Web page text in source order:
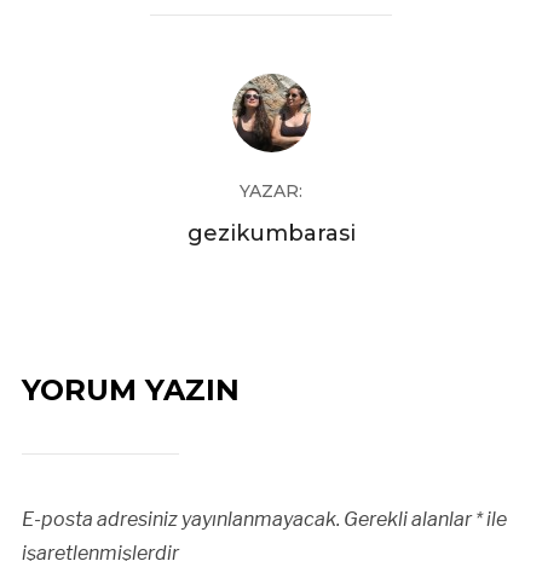
YAZAR:
gezikumbarasi
YORUM YAZIN
E-posta adresiniz yayınlanmayacak. Gerekli alanlar*ile
işaretlenmişlerdir